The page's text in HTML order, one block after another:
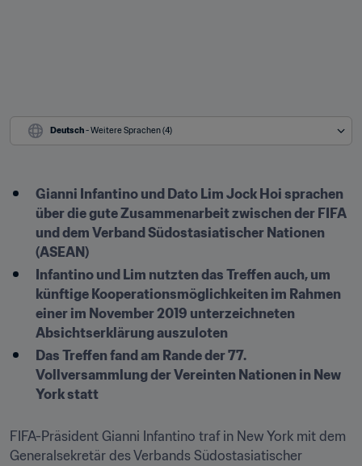
Deutsch - Weitere Sprachen (4)
Gianni Infantino und Dato Lim Jock Hoi sprachen
über die gute Zusammenarbeit zwischen der FIFA
und dem Verband Südostasiatischer Nationen
(ASEAN)
Infantino und Lim nutzten das Treffen auch, um
künftige Kooperationsmöglichkeiten im Rahmen
einer im November 2019 unterzeichneten
Absichtserklärung auszuloten
Das Treffen fand am Rande der 77.
Vollversammlung der Vereinten Nationen in New
York statt
FIFA-Präsident Gianni Infantino traf in New York mit dem
Generalsekretär des Verbands Südostasiatischer